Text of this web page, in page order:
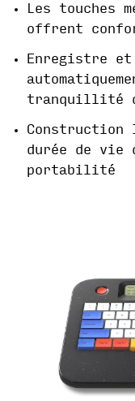
Les touches
offrent
Enregistre et
tranquillité
Construction
durée de
portabilité